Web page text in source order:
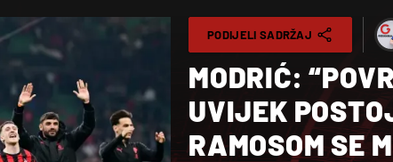
PODIJELI SADRŽAJ
MODRIĆ:
UVIJEK
RAMOSOM SE